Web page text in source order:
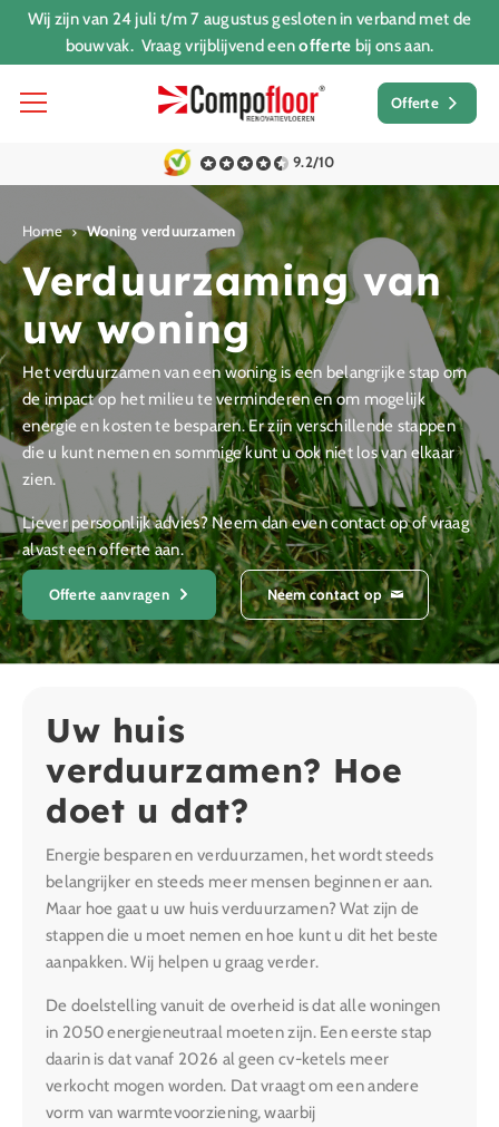
Wij zijn van 24 juli t/m 7 augustus gesloten in verband met de
bouwvak. Vraag vrijblijvend eenofferte bij ons aan.
Offerte
9.2/10
Home Woning verduurzamen
Verduurzaming van
uw woning
Het verduurzamen van een woning is een belangrijke stap om
de impact op het milieu te verminderen en om mogelijk
energie en kosten te besparen. Er zijn verschillende stappen
die u kunt nemen en sommige kunt u ook niet los van elkaar
zien.
Liever persoonlijk advies? Neem dan even contact op of vraag
alvast een offerte aan.
Offerte aanvragen Neem contact op
Uw huis
verduurzamen? Hoe
doet u dat?
Energie besparen en verduurzamen, het wordt steeds
belangrijker en steeds meer mensen beginnen er aan.
Maar hoe gaat u uw huis verduurzamen? Wat zijn de
stappen die u moet nemen en hoe kunt u dit het beste
aanpakken. Wij helpen u graag verder.
De doelstelling vanuit de overheid is dat alle woningen
in 2050 energieneutraal moeten zijn. Een eerste stap
daarin is dat vanaf 2026 al geen cv-ketels meer
verkocht mogen worden. Dat vraagt om een andere
vorm van warmtevoorziening, waarbij